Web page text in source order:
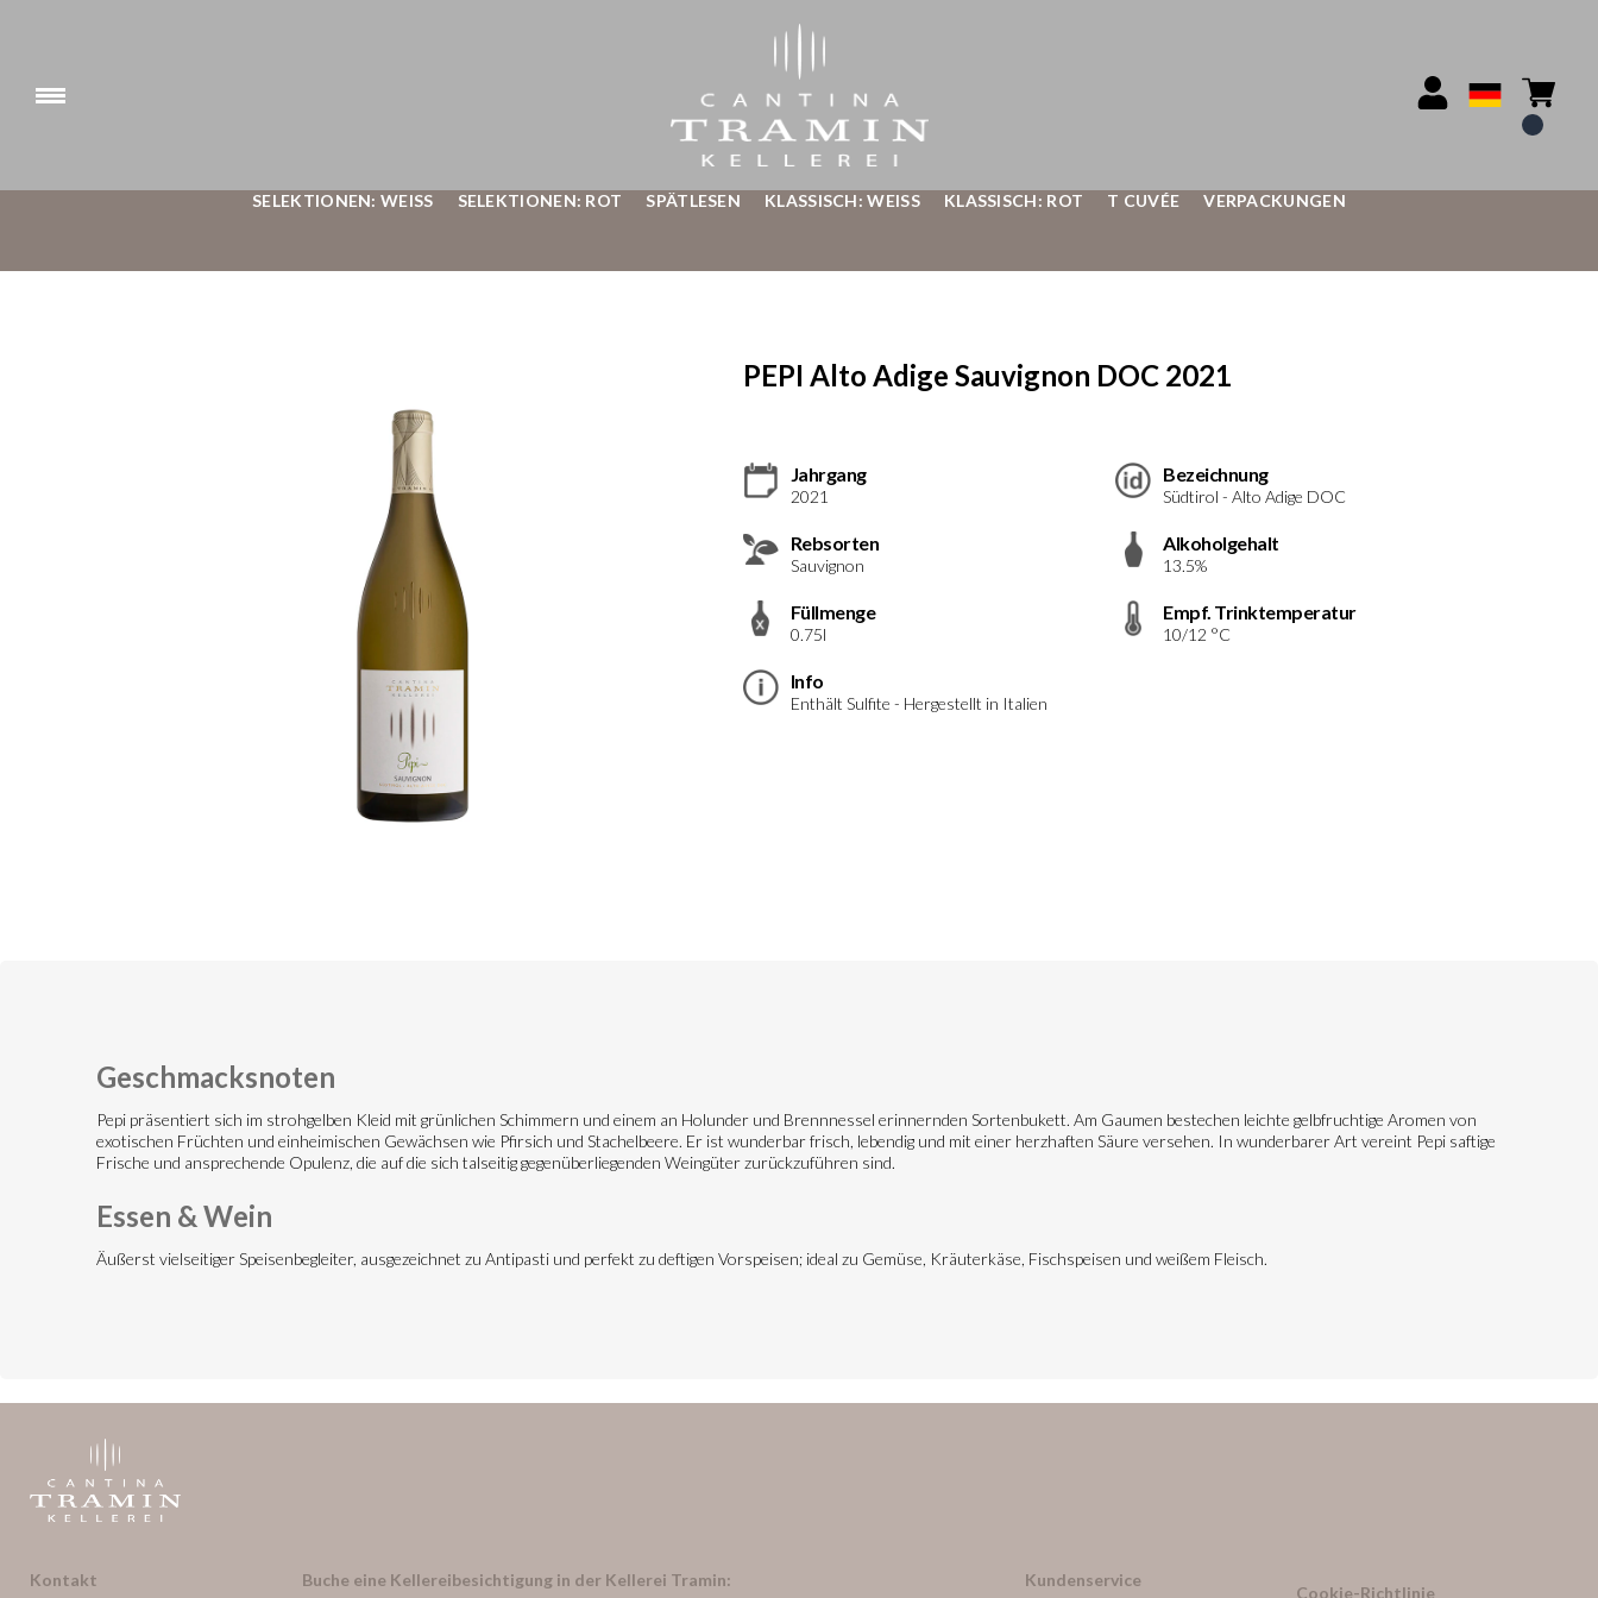
SELEKTIONEN: WEISS SELEKTIONEN: ROT SPÄTLESEN KLASSISCH: WEISS KLASSISCH: ROT T CUVÉE VERPACKUNGEN
PEPI Alto Adige Sauvignon DOC 2021
Jahrgang
2021
Bezeichnung
Südtirol - Alto Adige DOC
Rebsorten
Sauvignon
Alkoholgehalt
13.5%
Füllmenge
0.75l
Empf. Trinktemperatur
10/12 °C
Info
Enthält Sulfite - Hergestellt in Italien
Geschmacksnoten
Pepi präsentiert sich im strohgelben Kleid mit grünlichen Schimmern und einem an Holunder und Brennnessel erinnernden Sortenbukett. Am Gaumen bestechen leichte gelbfruchtige Aromen von
exotischen Früchten und einheimischen Gewächsen wie Pfirsich und Stachelbeere. Er ist wunderbar frisch, lebendig und mit einer herzhaften Säure versehen. In wunderbarer Art vereint Pepi saftige
Frische und ansprechende Opulenz, die auf die sich talseitig gegenüberliegenden Weingüter zurückzuführen sind.
Essen & Wein
Äußerst vielseitiger Speisenbegleiter, ausgezeichnet zu Antipasti und perfekt zu deftigen Vorspeisen; ideal zu Gemüse, Kräuterkäse, Fischspeisen und weißem Fleisch.
Kontakt Buche eine Kellereibesichtigung in der Kellerei Tramin: Kundenservice
Cookie-Richtlinie